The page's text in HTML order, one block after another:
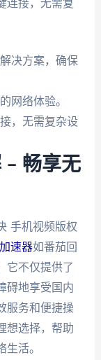
连接，无需复
决方案，确保
网络体验。
，无需复杂设
– 畅享无
手机视频版权
速器如番茄回
它不仅提供了
碍地享受国内
服务和便捷操
想选择，帮助
活。